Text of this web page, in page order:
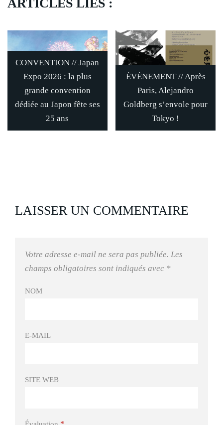
ARTICLES LIÉS :
CONVENTION // Japan
Expo 2026 : la plus
grande convention
dédiée au Japon fête ses
25 ans
ÉVÈNEMENT // Après
Paris, Alejandro
Goldberg s’envole pour
Tokyo !
LAISSER UN COMMENTAIRE
Votre adresse e-mail ne sera pas publiée. Les
champs obligatoires sont indiqués avec *
NOM
E-MAIL
SITE WEB